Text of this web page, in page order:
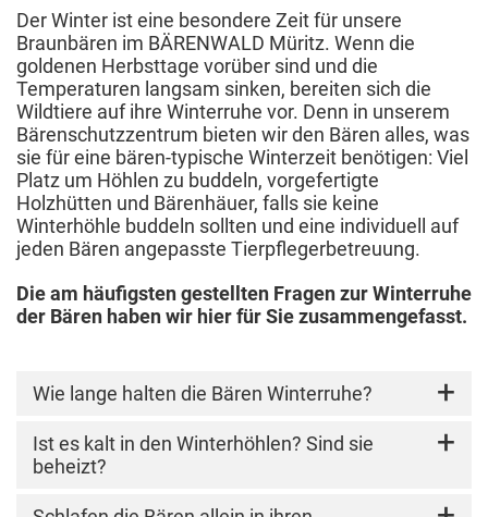
Der Winter ist eine besondere Zeit für unsere
Braunbären im BÄRENWALD Müritz. Wenn die
goldenen Herbsttage vorüber sind und die
Temperaturen langsam sinken, bereiten sich die
Wildtiere auf ihre Winterruhe vor. Denn in unserem
Bärenschutzzentrum bieten wir den Bären alles, was
sie für eine bären-typische Winterzeit benötigen: Viel
Platz um Höhlen zu buddeln, vorgefertigte
Holzhütten und Bärenhäuer, falls sie keine
Winterhöhle buddeln sollten und eine individuell auf
jeden Bären angepasste Tierpflegerbetreuung.
Die am häufigsten gestellten Fragen zur Winterruhe
der Bären haben wir hier für Sie zusammengefasst.
Wie lange halten die Bären Winterruhe?
Unsere Bären imBÄRENWALD Müritzhalten
unterschiedlich lang Winterruhe. Einige Bären
und zeigen sich in der Zeit kaum. Sie verziehen
Ist es kalt in den Winterhöhlen? Sind sie
beheizt?